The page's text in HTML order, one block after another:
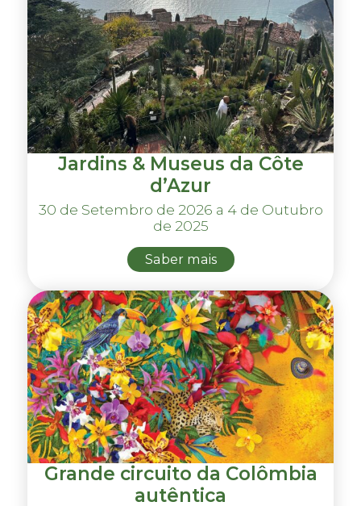
Jardins & Museus da Côte
d’Azur
30 de Setembro de 2026 a 4 de Outubro
de 2025
Saber mais
Grande circuito da Colômbia
autêntica